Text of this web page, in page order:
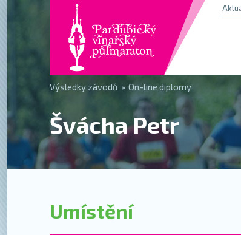
Výsledky závodů » On-line diplomy
Švácha Petr
Umístění